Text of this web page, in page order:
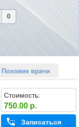
0
Похожие врачи
Стоимость:
750.00 р.
Записаться